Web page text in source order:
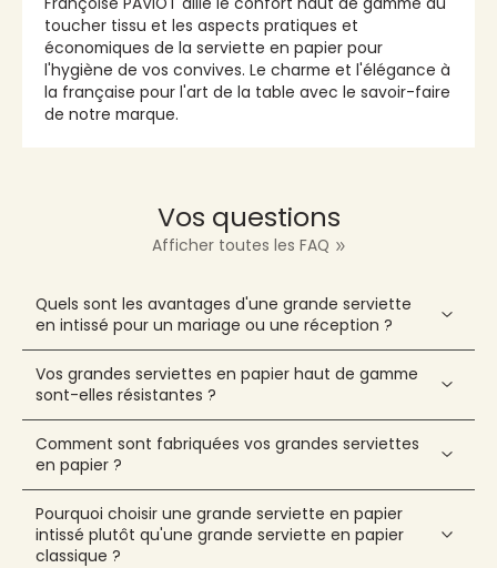
toucher tissu et les aspects pratiques et
économiques de la serviette en papier pour
l'hygiène de vos convives. Le charme et l'élégance à
la française pour l'art de la table avec le savoir-faire
de notre marque.
Vos questions
Afficher toutes les FAQ
Quels sont les avantages d'une grande serviette
en intissé pour un mariage ou une réception ?
Vos grandes serviettes en papier haut de gamme
sont-elles résistantes ?
Comment sont fabriquées vos grandes serviettes
en papier ?
Pourquoi choisir une grande serviette en papier
intissé plutôt qu'une grande serviette en papier
classique ?